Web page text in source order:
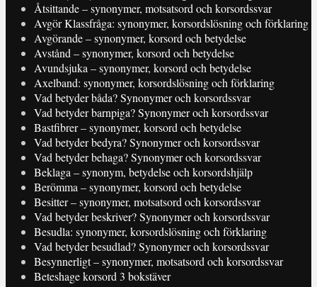
Åtsittande – synonymer, motsatsord och korsordssvar
Avgör Klassfråga: synonymer, korsordslösning och förklaring
Avgörande – synonymer, korsord och betydelse
Avstånd – synonymer, korsord och betydelse
Avundsjuka – synonymer, korsord och betydelse
Axelband: synonymer, korsordslösning och förklaring
Vad betyder båda? Synonymer och korsordssvar
Vad betyder barnpiga? Synonymer och korsordssvar
Bastfibrer – synonymer, korsord och betydelse
Vad betyder bedyra? Synonymer och korsordssvar
Vad betyder behaga? Synonymer och korsordssvar
Beklaga – synonym, betydelse och korsordshjälp
Berömma – synonymer, korsord och betydelse
Besitter – synonymer, motsatsord och korsordssvar
Vad betyder beskriver? Synonymer och korsordssvar
Besudla: synonymer, korsordslösning och förklaring
Vad betyder besudlad? Synonymer och korsordssvar
Besynnerligt – synonymer, motsatsord och korsordssvar
Beteshage korsord 3 bokstäver